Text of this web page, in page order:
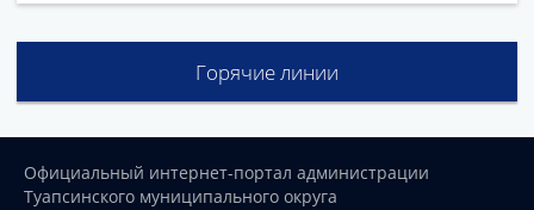
Горячие линии
Официальный интернет-портал администрации
Туапсинского муниципального округа